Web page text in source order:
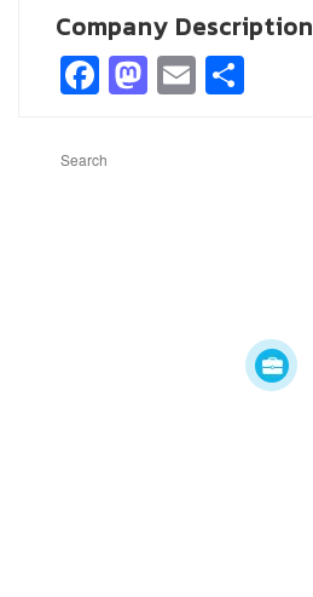
Company Description
Facebook
Mastodon
Email